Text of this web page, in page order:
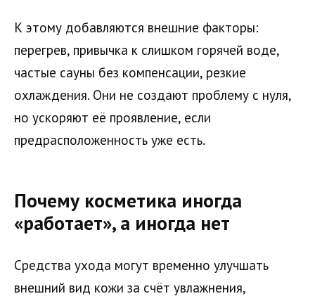
К этому добавляются внешние факторы:
перегрев, привычка к слишком горячей воде,
частые сауны без компенсации, резкие
охлаждения. Они не создают проблему с нуля,
но ускоряют её проявление, если
предрасположенность уже есть.
Почему косметика иногда
«работает», а иногда нет
Средства ухода могут временно улучшать
внешний вид кожи за счёт увлажнения,